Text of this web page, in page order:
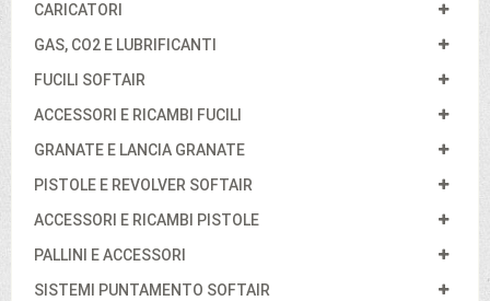
CARICATORI
GAS, CO2 E LUBRIFICANTI
FUCILI SOFTAIR
ACCESSORI E RICAMBI FUCILI
GRANATE E LANCIA GRANATE
PISTOLE E REVOLVER SOFTAIR
ACCESSORI E RICAMBI PISTOLE
PALLINI E ACCESSORI
SISTEMI PUNTAMENTO SOFTAIR